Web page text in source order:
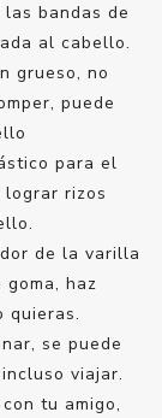
bandas de
al cabello.
grueso, no
puede
para el
rizos
de la varilla
haz
quieras.
se puede
viajar.
tu amigo,